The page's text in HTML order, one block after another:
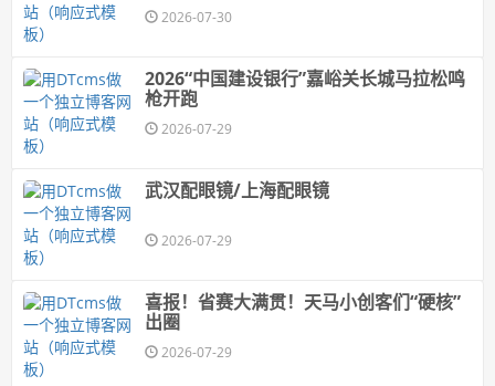
2026-07-30
2026“中国建设银行”嘉峪关长城马拉松鸣
枪开跑
2026-07-29
武汉配眼镜/上海配眼镜
2026-07-29
喜报！省赛大满贯！天马小创客们“硬核”
出圈
2026-07-29